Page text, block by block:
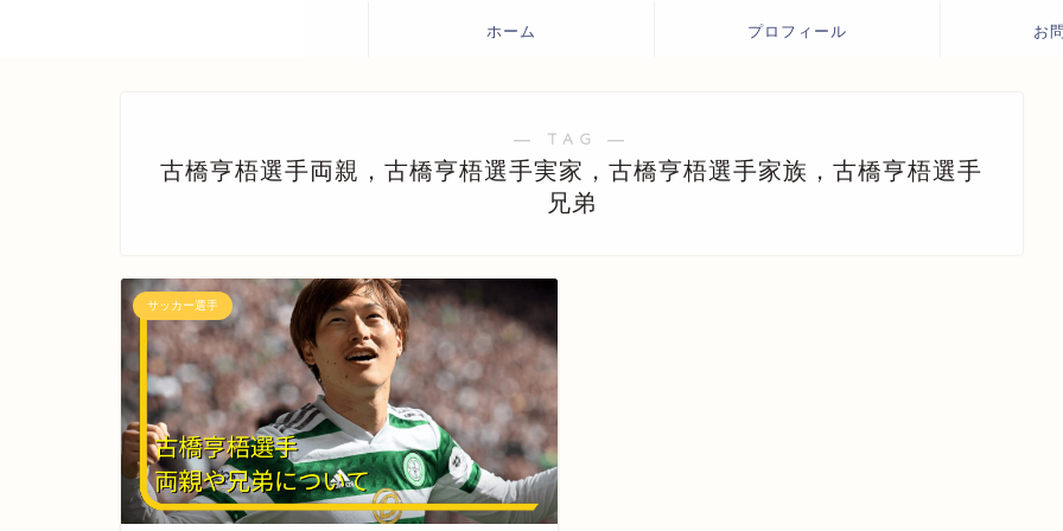
ホーム プロフィール お
― TAG ―
古橋亨梧選手両親，古橋亨梧選手実家，古橋亨梧選手家族，古橋亨梧選手
兄弟
サッカー選手